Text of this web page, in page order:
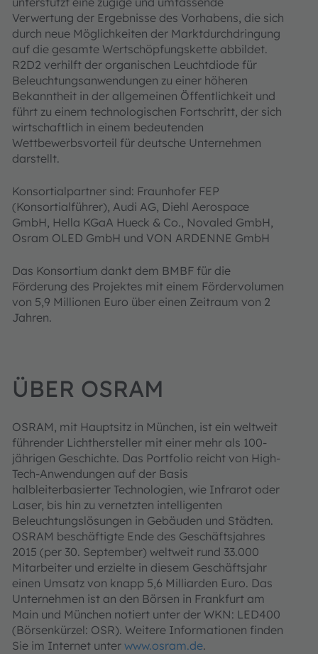
Verwertung der Ergebnisse des Vorhabens, die sich
durch neue Möglichkeiten der Marktdurchdringung
auf die gesamte Wertschöp­fungskette abbildet.
R2D2 verhilft der organischen Leuchtdiode für
Beleuchtungsanwen­dungen zu einer höheren
Bekanntheit in der allgemeinen Öffentlichkeit und
führt zu einem technologischen Fortschritt, der sich
wirtschaftlich in einem bedeutenden
Wettbewerbsvor­teil für deutsche Unternehmen
darstellt.
Konsortialpartner sind: Fraunhofer FEP
(Konsortialführer), Audi AG, Diehl Aerospace
GmbH, Hella KGaA Hueck & Co., Novaled GmbH,
Osram OLED GmbH und VON ARDENNE GmbH
Das Konsortium dankt dem BMBF für die
Förderung des Projektes mit einem Fördervolu­men
von 5,9 Millionen Euro über einen Zeitraum von 2
Jahren.
ÜBER OSRAM
OSRAM, mit Hauptsitz in München, ist ein weltweit
führender Lichthersteller mit einer mehr als 100-
jährigen Geschichte. Das Portfolio reicht von High-
Tech-Anwendungen auf der Basis
halbleiterbasierter Technologien, wie Infrarot oder
Laser, bis hin zu vernetzten intelligenten
Beleuchtungslösungen in Gebäuden und Städten.
OSRAM beschäftigte Ende des Geschäftsjahres
2015 (per 30. September) weltweit rund 33.000
Mitarbeiter und erzielte in diesem Geschäftsjahr
einen Umsatz von knapp 5,6 Milliarden Euro. Das
Unternehmen ist an den Börsen in Frankfurt am
Main und München notiert unter der WKN: LED400
(Börsenkürzel: OSR). Weitere Informationen finden
Sie im Internet unter www.osram.de.